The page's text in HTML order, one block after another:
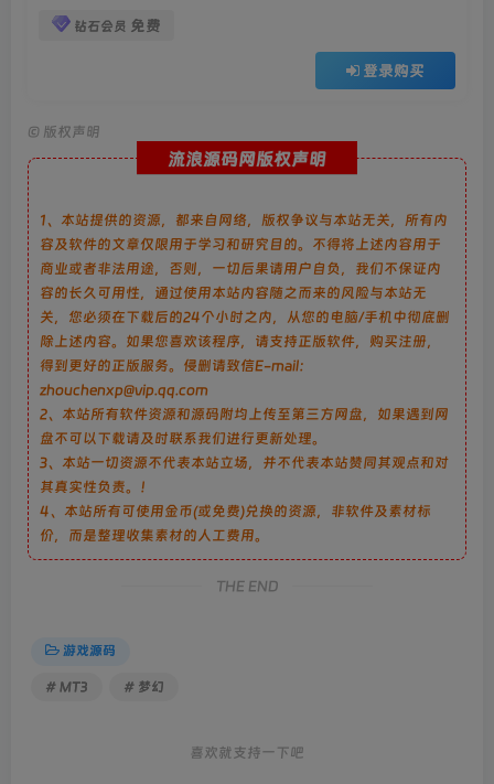
钻石会员 免费
登录购买
© 版权声明
流浪源码网版权声明
1、本站提供的资源，都来自网络，版权争议与本站无关，所有内
容及软件的文章仅限用于学习和研究目的。不得将上述内容用于
商业或者非法用途，否则，一切后果请用户自负，我们不保证内
容的长久可用性，通过使用本站内容随之而来的风险与本站无
关，您必须在下载后的24个小时之内，从您的电脑/手机中彻底删
除上述内容。如果您喜欢该程序，请支持正版软件，购买注册，
得到更好的正版服务。侵删请致信E-mail：
zhouchenxp@vip.qq.com
2、本站所有软件资源和源码附均上传至第三方网盘，如果遇到网
盘不可以下载请及时联系我们进行更新处理。
3、本站一切资源不代表本站立场，并不代表本站赞同其观点和对
其真实性负责。！
4、本站所有可使用金币(或免费)兑换的资源，非软件及素材标
价，而是整理收集素材的人工费用。
THE END
游戏源码
# MT3 # 梦幻
喜欢就支持一下吧